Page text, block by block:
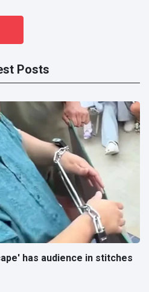
Posts
has audience in stitches